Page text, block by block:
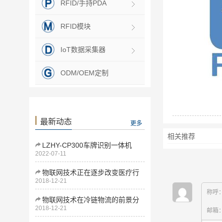
RFID/手持PDA
RFID模块
IoT数据采集器
ODM/OEM定制
最新动态 更多
LZHY-CP300车牌识别一体机
2022-07-11
物联网技术正在逐步改变医疗行
业
2018-12-21
物联网技术在冷链物流的前景分
析
2018-12-21
相关推荐
称呼
邮箱